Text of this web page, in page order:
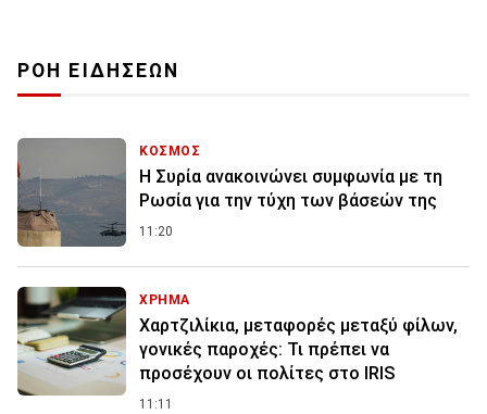
ΡΟΗ ΕΙΔΗΣΕΩΝ
ΚΟΣΜΟΣ
Η Συρία ανακοινώνει συμφωνία με τη
Ρωσία για την τύχη των βάσεών της
11:20
ΧΡΗΜΑ
Χαρτζιλίκια, μεταφορές μεταξύ φίλων,
γονικές παροχές: Τι πρέπει να
προσέχουν οι πολίτες στο IRIS
11:11